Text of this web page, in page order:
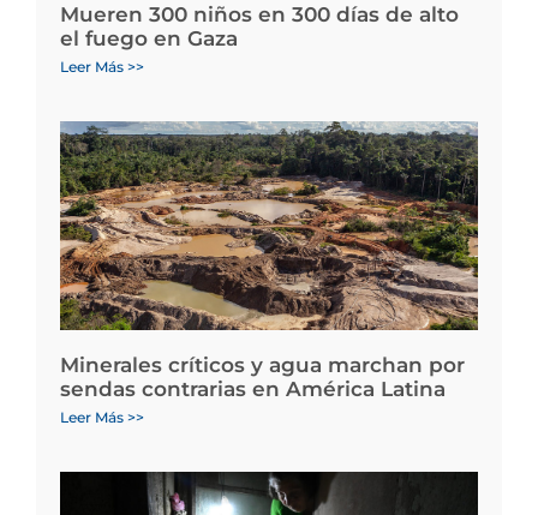
Mueren 300 niños en 300 días de alto
el fuego en Gaza
Leer Más >>
Minerales críticos y agua marchan por
sendas contrarias en América Latina
Leer Más >>